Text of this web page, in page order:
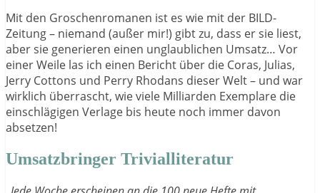
Mit den Groschenromanen ist es wie mit der BILD-
Zeitung – niemand (außer mir!) gibt zu, dass er sie liest,
aber sie generieren einen unglaublichen Umsatz… Vor
einer Weile las ich einen Bericht über die Coras, Julias,
Jerry Cottons und Perry Rhodans dieser Welt – und war
wirklich überrascht, wie viele Milliarden Exemplare die
einschlägigen Verlage bis heute noch immer davon
absetzen!
Umsatzbringer Trivialliteratur